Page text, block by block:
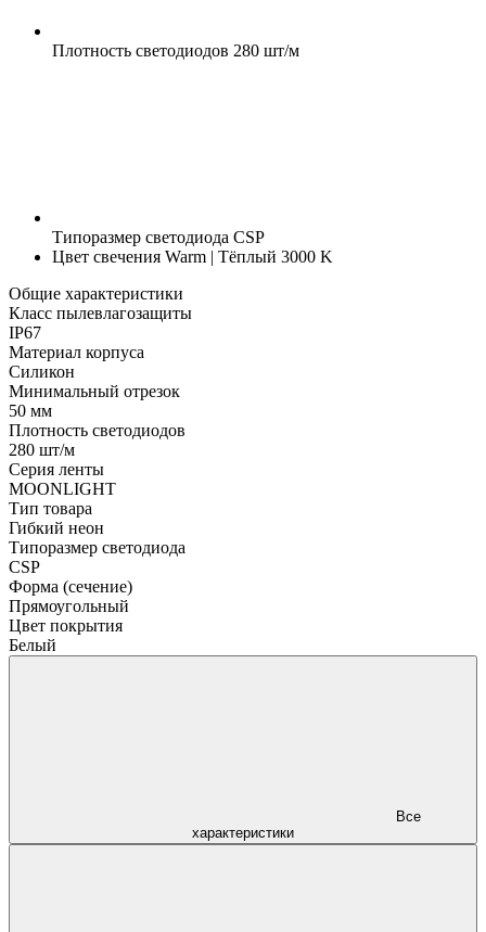
Плотность светодиодов 280 шт/м
Типоразмер светодиода CSP
Цвет свечения Warm | Тёплый 3000 K
Общие характеристики
Класс пылевлагозащиты
IP67
Материал корпуса
Силикон
Минимальный отрезок
50 мм
Плотность светодиодов
280 шт/м
Серия ленты
MOONLIGHT
Тип товара
Гибкий неон
Типоразмер светодиода
CSP
Форма (сечение)
Прямоугольный
Цвет покрытия
Белый
характеристики